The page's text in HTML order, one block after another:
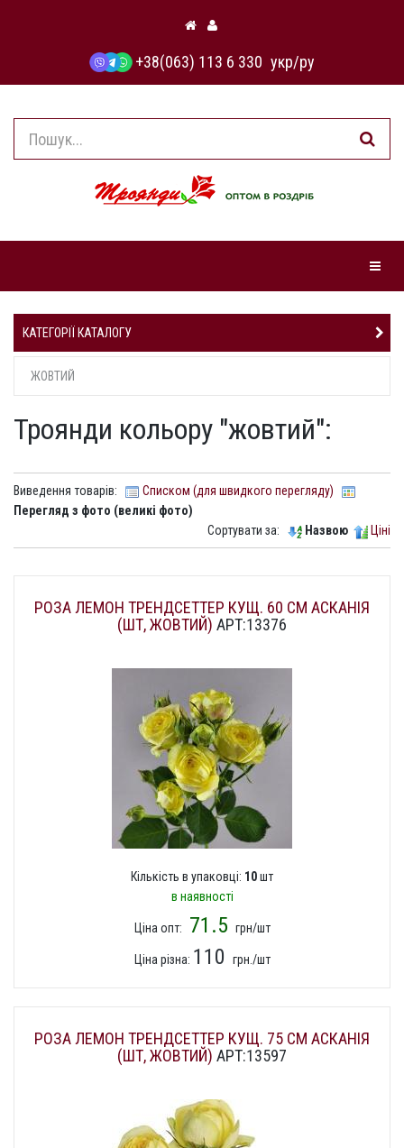
+38(063) 113 6 330 укр/ру
КАТЕГОРІЇ КАТАЛОГУ
ЖОВТИЙ
Троянди кольору "жовтий":
Виведення товарів:
Списком (для швидкого перегляду)
Перегляд з фото (великі фото)
Сортувати за:
Назвою Ціні
РОЗА ЛЕМОН ТРЕНДСЕТТЕР КУЩ. 60 СМ АСКАНІЯ
(ШТ, ЖОВТИЙ) АРТ:13376
Кількість в упаковці: 10шт
в наявності
Ціна опт: 71.5 грн/шт
Ціна різна: 110 грн./шт
РОЗА ЛЕМОН ТРЕНДСЕТТЕР КУЩ. 75 СМ АСКАНІЯ
(ШТ, ЖОВТИЙ) АРТ:13597